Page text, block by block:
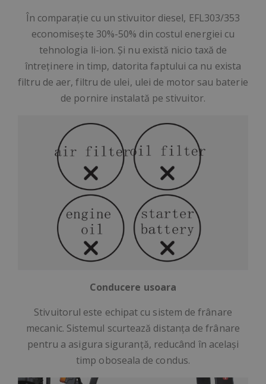
În comparație cu un stivuitor diesel, EFL303/353
economisește 30%-50% din costul energiei cu
tehnologia li-ion. Și nu există nicio taxă de
întreținere in timp, datorita faptului ca nu exista
filtru de aer, filtru de ulei, ulei de motor sau baterie
de pornire instalată pe stivuitor.
Conducere usoara
Stivuitorul este echipat cu sistem de frânare
mecanic. Sistemul scurtează distanța de frânare
pentru a asigura siguranță, reducând în același
timp oboseala de condus.